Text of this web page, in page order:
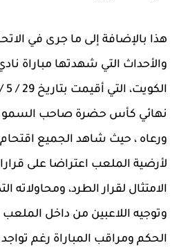
هذا بالإضافة إلى ما جرى في
والأحداث التي شهدتها مباراة
نهائي كأس حضرة صاحب السمو
ورعاه ، حيث شاهد الجميع
لأرضية الملعب اعتراضا على
الامتثال لقرار الطرد، ومحاولاته
وتوجيه اللاعبين من داخل
الحكم ومراقب المباراة رغم